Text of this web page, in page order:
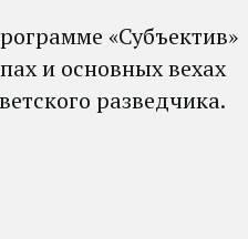
«Субъектив»
и основных вехах
разведчика.